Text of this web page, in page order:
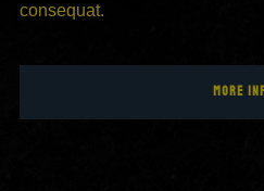
consequat.
MORE